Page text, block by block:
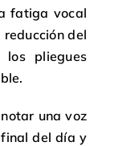
fatiga vocal
del
pliegues
una voz
del día y